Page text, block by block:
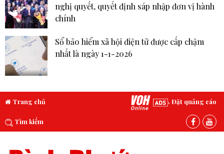
nghị quyết, quyết định sáp nhập đơn vị hành
chính
Sổ bảo hiểm xã hội điện tử được cấp chậm
nhất là ngày 1-1-2026
Trang chủ Đặt quảng cáo
Tìm kiếm